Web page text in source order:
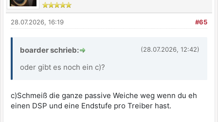
#65
28.07.2026, 16:19
(28.07.2026, 12:42)
boarder schrieb:
oder gibt es noch ein c)?
c)Schmeiß die ganze passive Weiche weg wenn du eh
einen DSP und eine Endstufe pro Treiber hast.